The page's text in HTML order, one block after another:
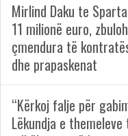
Mirlind Daku te
11 milionë euro,
çmendura të
dhe prapaskenat
“Kërkoj falje për
Lëkundja e themeleve